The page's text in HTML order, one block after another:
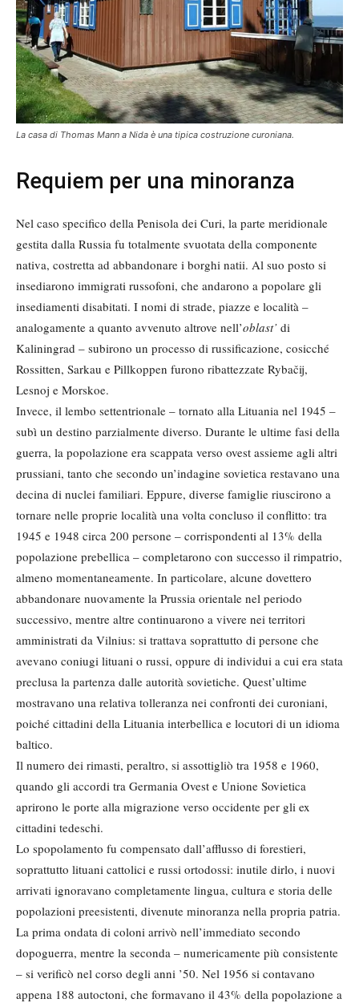
La casa di Thomas Mann a Nida è una tipica costruzione curoniana.
Requiem per una minoranza
Nel caso specifico della Penisola dei Curi, la parte meridionale
gestita dalla Russia fu totalmente svuotata della componente
nativa, costretta ad abbandonare i borghi natii. Al suo posto si
insediarono immigrati russofoni, che andarono a popolare gli
insediamenti disabitati. I nomi di strade, piazze e località –
analogamente a quanto avvenuto altrove nell’oblast’ di
Kaliningrad – subirono un processo di russificazione, cosicché
Rossitten, Sarkau e Pillkoppen furono ribattezzate Rybačij,
Lesnoj e Morskoe.
Invece, il lembo settentrionale – tornato alla Lituania nel 1945 –
subì un destino parzialmente diverso. Durante le ultime fasi della
guerra, la popolazione era scappata verso ovest assieme agli altri
prussiani, tanto che secondo un’indagine sovietica restavano una
decina di nuclei familiari. Eppure, diverse famiglie riuscirono a
tornare nelle proprie località una volta concluso il conflitto: tra
1945 e 1948 circa 200 persone – corrispondenti al 13% della
popolazione prebellica – completarono con successo il rimpatrio,
almeno momentaneamente. In particolare, alcune dovettero
abbandonare nuovamente la Prussia orientale nel periodo
successivo, mentre altre continuarono a vivere nei territori
amministrati da Vilnius: si trattava soprattutto di persone che
avevano coniugi lituani o russi, oppure di individui a cui era stata
preclusa la partenza dalle autorità sovietiche. Quest’ultime
mostravano una relativa tolleranza nei confronti dei curoniani,
poiché cittadini della Lituania interbellica e locutori di un idioma
baltico.
Il numero dei rimasti, peraltro, si assottigliò tra 1958 e 1960,
quando gli accordi tra Germania Ovest e Unione Sovietica
aprirono le porte alla migrazione verso occidente per gli ex
cittadini tedeschi.
Lo spopolamento fu compensato dall’afflusso di forestieri,
soprattutto lituani cattolici e russi ortodossi: inutile dirlo, i nuovi
arrivati ignoravano completamente lingua, cultura e storia delle
popolazioni preesistenti, divenute minoranza nella propria patria.
La prima ondata di coloni arrivò nell’immediato secondo
dopoguerra, mentre la seconda – numericamente più consistente
– si verificò nel corso degli anni ’50. Nel 1956 si contavano
appena 188 autoctoni, che formavano il 43% della popolazione a